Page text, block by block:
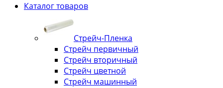
Каталог товаров
Стрейч-Пленка
Стрейч первичный
Стрейч вторичный
Стрейч цветной
Стрейч машинный